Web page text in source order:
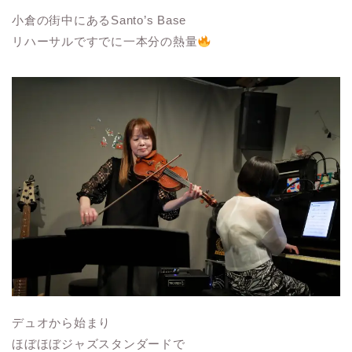
小倉の街中にあるSanto’s Base
リハーサルですでに一本分の熱量
デュオから始まり
ほぼほぼジャズスタンダードで